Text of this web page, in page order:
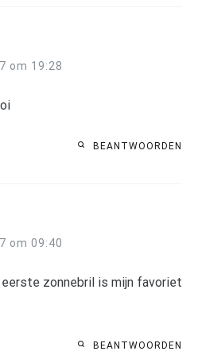
om 19:28
BEANTWOORDEN
om 09:40
zonnebril is mijn favoriet
BEANTWOORDEN